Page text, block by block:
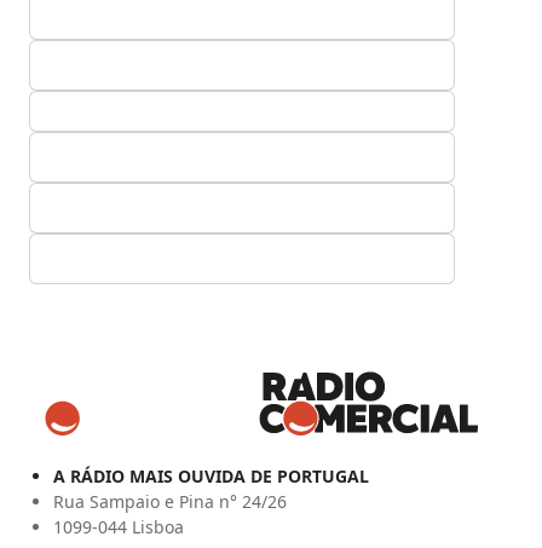
A RÁDIO MAIS OUVIDA DE PORTUGAL
Rua Sampaio e Pina n° 24/26
1099-044 Lisboa